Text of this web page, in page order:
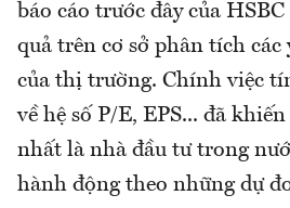
báo cáo trước đây của
quả trên cơ sở phân tích các
của thị trường. Chính việc
về hệ số P/E, EPS... đã
nhất là nhà đầu tư trong
hành động theo những dự